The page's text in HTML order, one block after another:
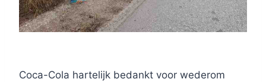
Coca-Cola hartelijk bedankt voor wederom